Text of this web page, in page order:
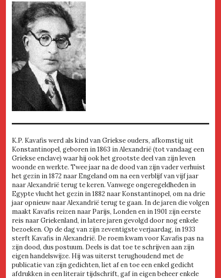
K.P. Kavafis werd als kind van Griekse ouders, afkomstig uit
Konstantinopel, geboren in 1863 in Alexandrië (tot vandaag een
Griekse enclave) waar hij ook het grootste deel van zijn leven
woonde en werkte. Twee jaar na de dood van zijn vader verhuist
het gezin in 1872 naar Engeland om na een verblijf van vijf jaar
naar Alexandrië terug te keren. Vanwege ongeregeldheden in
Egypte vlucht het gezin in 1882 naar Konstantinopel, om na drie
jaar opnieuw naar Alexandrië terug te gaan. In de jaren die volgen
maakt Kavafis reizen naar Parijs, Londen en in 1901 zijn eerste
reis naar Griekenland, in latere jaren gevolgd door nog enkele
bezoeken. Op de dag van zijn zeventigste verjaardag, in 1933
sterft Kavafis in Alexandrië. De roem kwam voor Kavafis pas na
zijn dood, dus postuum. Deels is dat toe te schrijven aan zijn
eigen handelswijze. Hij was uiterst terughoudend met de
publicatie van zijn gedichten, liet af en toe een enkel gedicht
afdrukken in een literair tijdschrift, gaf in eigen beheer enkele